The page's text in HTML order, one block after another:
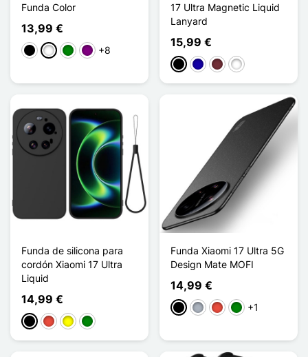
Funda Color
13,99 €
NegroBlancoVerdePúrpura
+8
17 Ultra Magnetic Liquid
Lanyard
15,99 €
NegroAzul oscuro
Rouge VinVert Foncé
Funda de silicona para
cordón Xiaomi 17 Ultra
Liquid
14,99 €
NegroRojoAmarillo
Verde
Funda Xiaomi 17 Ultra 5G
Design Mate MOFI
14,99 €
NegroGris RojoVerde
+1